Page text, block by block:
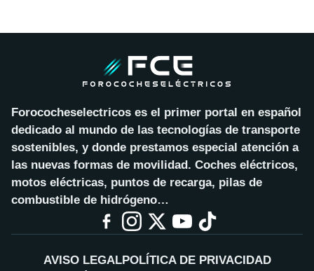
Forococheselectricos es el primer portal en español
dedicado al mundo de las tecnologías de transporte
sostenibles, y donde prestamos especial atención a
las nuevas formas de movilidad. Coches eléctricos,
motos eléctricas, puntos de recarga, pilas de
combustible de hidrógeno…
AVISO LEGALPOLÍTICA DE PRIVACIDAD